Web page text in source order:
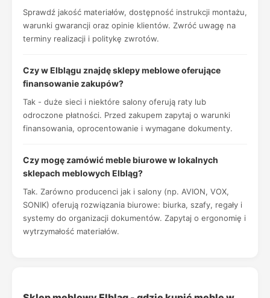
Sprawdź jakość materiałów, dostępność instrukcji montażu,
warunki gwarancji oraz opinie klientów. Zwróć uwagę na
terminy realizacji i politykę zwrotów.
Czy w Elblągu znajdę sklepy meblowe oferujące
finansowanie zakupów?
Tak - duże sieci i niektóre salony oferują raty lub
odroczone płatności. Przed zakupem zapytaj o warunki
finansowania, oprocentowanie i wymagane dokumenty.
Czy mogę zamówić meble biurowe w lokalnych
sklepach meblowych Elbląg?
Tak. Zarówno producenci jak i salony (np. AVION, VOX,
SONIK) oferują rozwiązania biurowe: biurka, szafy, regały i
systemy do organizacji dokumentów. Zapytaj o ergonomię i
wytrzymałość materiałów.